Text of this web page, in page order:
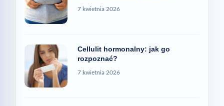
7 kwietnia 2026
Cellulit hormonalny: jak go
rozpoznać?
7 kwietnia 2026